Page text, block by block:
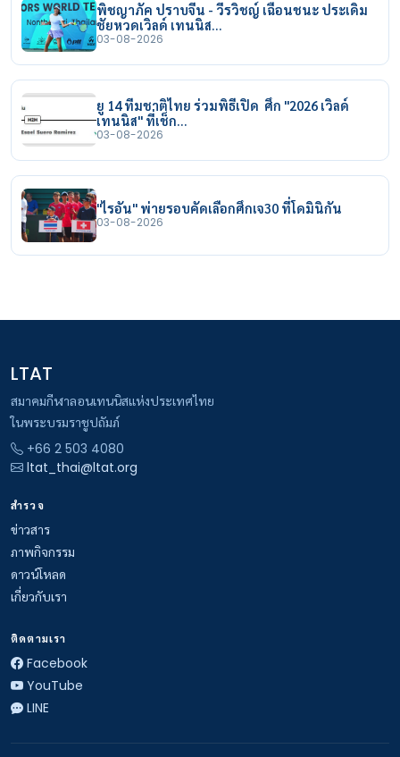
พิชญาภัค ปราบจีน - วีรวิชญ์ เฉือนชนะ ประเดิม
ชัยหวดเวิลด์ เทนนิส…
03-08-2026
ยู 14 ทีมชาติไทย ร่วมพิธีเปิด ศึก "2026 เวิลด์
เทนนิส" ที่เช็ก…
03-08-2026
"ไรอัน" พ่ายรอบคัดเลือกศึกเจ30 ที่โดมินิกัน
03-08-2026
LTAT
สมาคมกีฬาลอนเทนนิสแห่งประเทศไทย
ในพระบรมราชูปถัมภ์
+66 2 503 4080
ltat_thai@ltat.org
สำรวจ
ข่าวสาร
ภาพกิจกรรม
ดาวน์โหลด
เกี่ยวกับเรา
ติดตามเรา
Facebook
YouTube
LINE